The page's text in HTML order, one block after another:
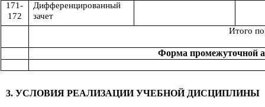
171-
172
Дифференцированный
зачет
Итого по
Форма промежуточной
3. УСЛОВИЯ РЕАЛИЗАЦИИ УЧЕБНОЙ ДИСЦИПЛИНЫ